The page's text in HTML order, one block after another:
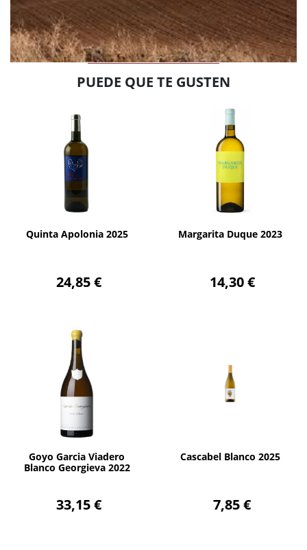
PUEDE QUE TE GUSTEN
Quinta Apolonia 2025
24,85 €
AÑADIR
Margarita Duque 2023
14,30 €
AÑADIR
Goyo Garcia Viadero
Blanco Georgieva 2022
33,15 €
AÑADIR
Cascabel Blanco 2025
7,85 €